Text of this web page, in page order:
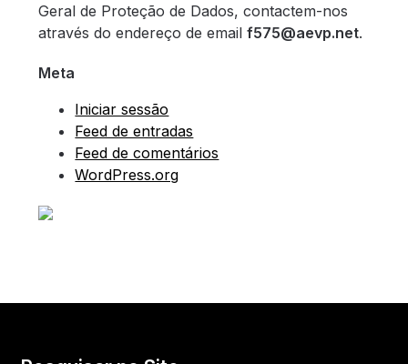
Geral de Proteção de Dados, contactem-nos
através do endereço de emailf575@aevp.net.
Meta
Iniciar sessão
Feed de entradas
Feed de comentários
WordPress.org